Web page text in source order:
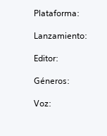
Plataforma:
Lanzamiento:
Editor:
Géneros:
Voz: